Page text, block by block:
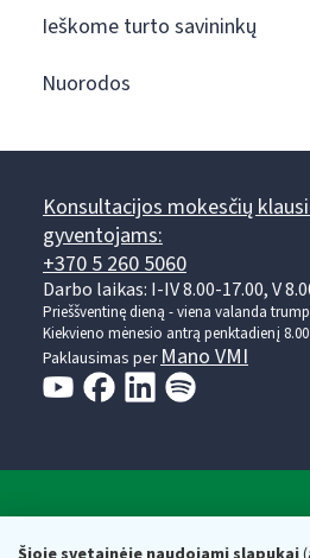
Ieškome turto savininkų
Nuorodos
Konsultacijos mokesčių
gyventojams:
+370 5 260 5060
Darbo laikas: I-IV 8.00-17.00, V
Prieššventinę dieną - viena valanda
Kiekvieno mėnesio antrą penktadienį 8.00
Paklausimas per Mano VMI